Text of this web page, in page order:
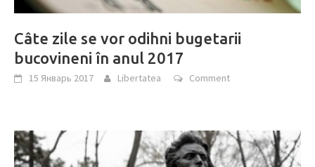
Câte zile se vor odihni bugetarii
bucovineni în anul 2017
15 Январь 2017 Libertatea Comment